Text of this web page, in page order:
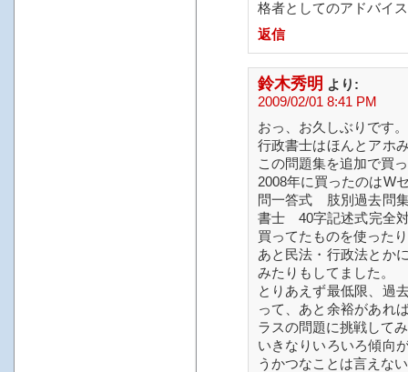
格者としてのアドバイ
返信
鈴木秀明 より:
2009/02/01 8:41 PM
おっ、お久しぶりです
行政書士はほんとアホ
この問題集を追加で買
2008年に買ったのは
問一答式 肢別過去問
書士 40字記述式完全
買ってたものを使った
あと民法・行政法とか
みたりもしてました。
とりあえず最低限、過
って、あと余裕があれ
ラスの問題に挑戦して
いきなりいろいろ傾向
うかつなことは言えな